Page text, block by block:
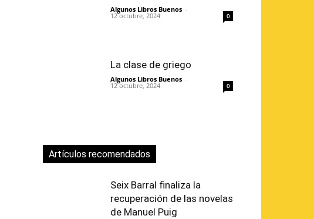
Algunos Libros Buenos -
12 octubre, 2024 0
La clase de griego
Algunos Libros Buenos -
12 octubre, 2024 0
Artículos recomendados
Seix Barral finaliza la
recuperación de las novelas
de Manuel Puig